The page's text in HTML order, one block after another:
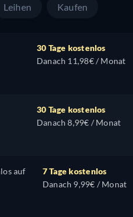
Leihen Kaufen
30 Tage kostenlos
Danach 11,98€ / Monat
30 Tage kostenlos
Danach 8,99€ / Monat
auf
7 Tage kostenlos
Danach 9,99€ / Monat